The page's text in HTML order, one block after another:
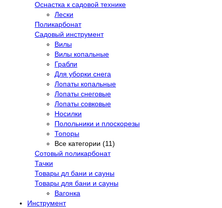
Оснастка к садовой технике
Лески
Поликарбонат
Садовый инструмент
Вилы
Вилы копальные
Грабли
Для уборки снега
Лопаты копальные
Лопаты снеговые
Лопаты совковые
Носилки
Полольники и плоскорезы
Топоры
Все категории (11)
Сотовый поликарбонат
Тачки
Товары дл бани и сауны
Товары для бани и сауны
Вагонка
Инструмент